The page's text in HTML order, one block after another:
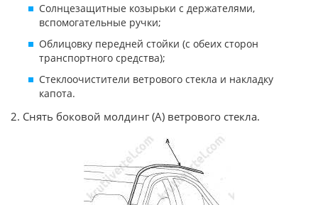
Солнцезащитные козырьки с держателями,
вспомогательные ручки;
Облицовку передней стойки (с обеих сторон
транспортного средства);
Стеклоочистители ветрового стекла и накладку
капота.
2. Снять боковой молдинг (А) ветрового стекла.